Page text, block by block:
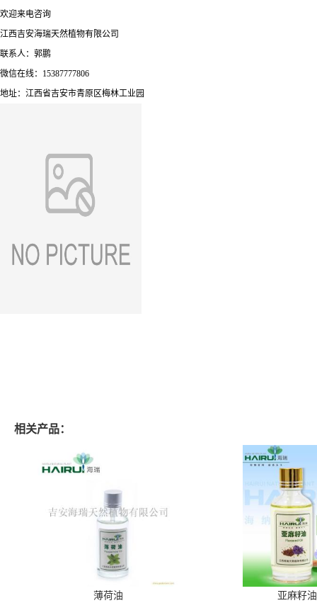
欢迎来电咨询
江西吉安海瑞天然植物有限公司
联系人：郭鹏
微信在线：15387777806
地址：江西省吉安市青原区梅林工业园
相关产品：
薄荷油 亚麻籽